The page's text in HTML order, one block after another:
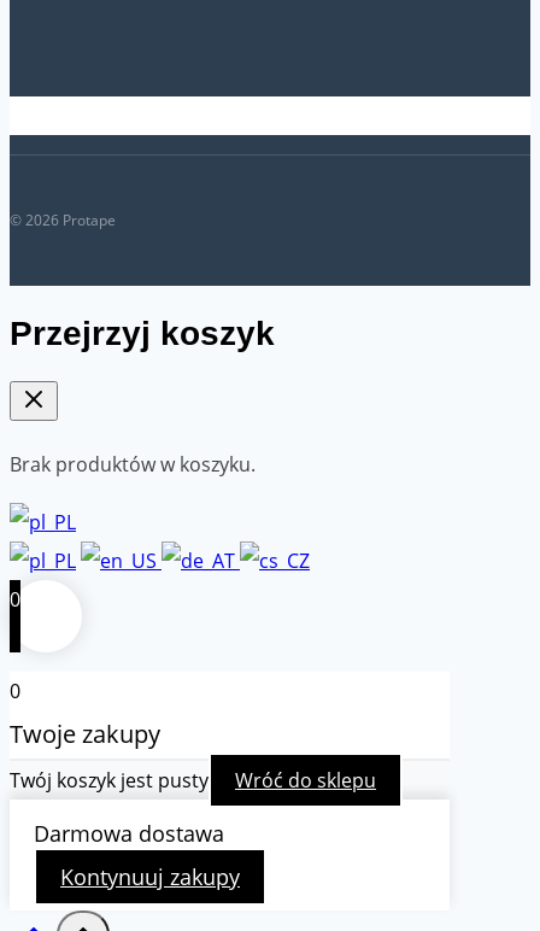
© 2026 Protape
Przejrzyj koszyk
Brak produktów w koszyku.
0
0
Twoje zakupy
Twój koszyk jest pusty Wróć do sklepu
Darmowa dostawa
Kontynuuj zakupy